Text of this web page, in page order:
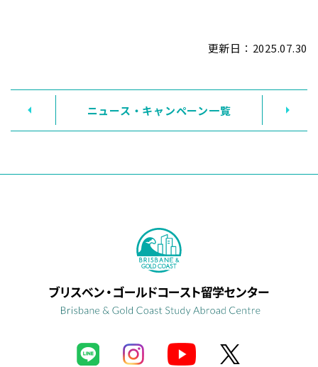
更新日： 2025.07.30
ニュース・キャンペーン一覧